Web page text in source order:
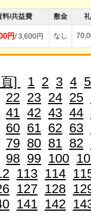
料/共益費 敷金
円/ 3,600円 なし
] 1 2 3 4 5
22 23 24 25
41 42 43 44
60 61 62 63
79 80 81 82
98 99 100
113 114
127 128
141 142